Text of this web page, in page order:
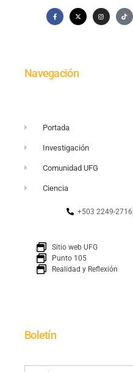
Navegación
Portada
Investigación
Comunidad UFG
Ciencia
+503 2249-2716
Sitio web UFG
Punto 105
Realidad y Reflexión
Boletín